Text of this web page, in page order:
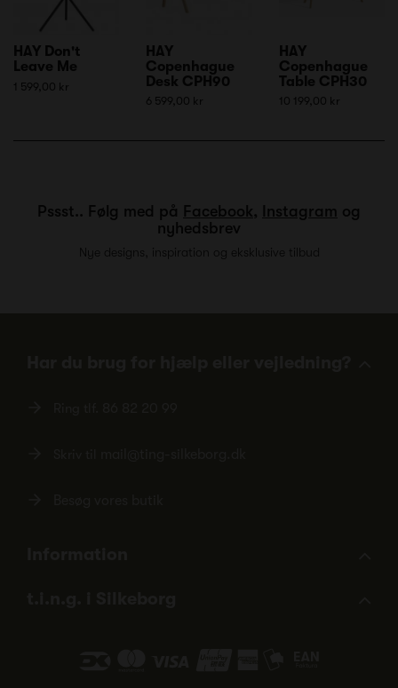
HAY Don't
Leave Me
1 599,00 kr
HAY
Copenhague
Desk CPH90
6 599,00 kr
HAY
Copenhague
Table CPH30
10 199,00 kr
Pssst.. Følg med på Facebook, Instagram og
nyhedsbrev
Nye designs, inspiration og eksklusive tilbud